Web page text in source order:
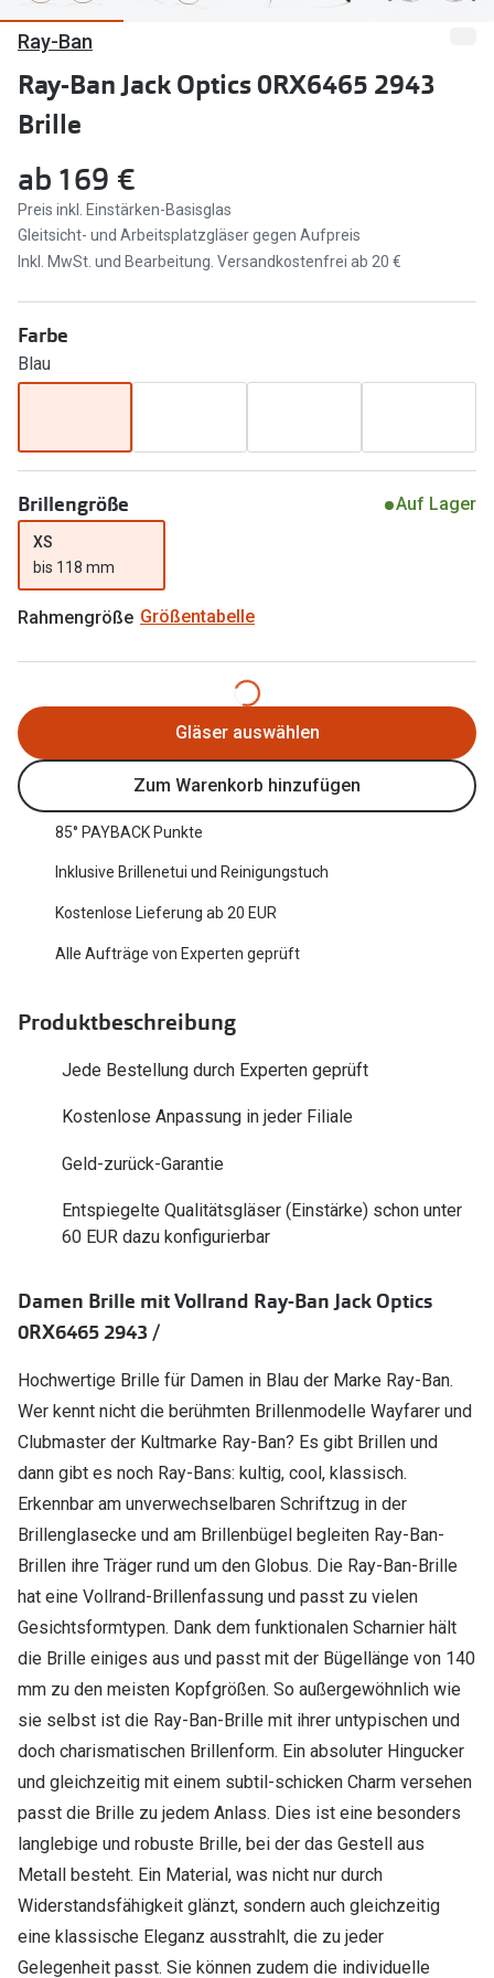
Marken
Ray-Ban
DbyD
Prada
Seen
Miu Miu
alle Marken
Ratgeber
Gleitsicht Ratgeber
Alle Brillen Ratgeber
Angebote
Brillen 2 für 1
20% auf selbsttönende Gläser
Trends
Nuance Audio Brille
Ray-Ban Meta
Oakley Meta
Brillentrends 2026
Glasveredelungen
Brillenglas Typen
Transitions Gläser
Zubehör
Brillenetuis
Brillenkettchen
Marken
Oakley
alle
Ray-Ban
Oakley
Zubehör
Ray-Ban
Ray-Ban Jack Optics 0RX6465 2943
Brille
ab 169 €
Preis inkl. Einstärken-Basisglas
Gleitsicht- und Arbeitsplatzgläser gegen Aufpreis
Inkl. MwSt. und Bearbeitung. Versandkostenfrei ab 20 €
Farbe
Blau
Brillengröße Auf Lager
XS
bis 118 mm
Rahmengröße Größentabelle
Gläser auswählen
Zum Warenkorb hinzufügen
85° PAYBACK Punkte
Inklusive Brillenetui und Reinigungstuch
Kostenlose Lieferung ab 20 EUR
Alle Aufträge von Experten geprüft
Produktbeschreibung
Jede Bestellung durch Experten geprüft
Kostenlose Anpassung in jeder Filiale
Geld-zurück-Garantie
Entspiegelte Qualitätsgläser (Einstärke) schon unter
60 EUR dazu konfigurierbar
Damen Brille mit Vollrand Ray-Ban Jack Optics
0RX6465 2943 /
Hochwertige Brille für Damen in Blau der Marke Ray-Ban.
Wer kennt nicht die berühmten Brillenmodelle Wayfarer und
Clubmaster der Kultmarke Ray-Ban? Es gibt Brillen und
dann gibt es noch Ray-Bans: kultig, cool, klassisch.
Erkennbar am unverwechselbaren Schriftzug in der
Brillenglasecke und am Brillenbügel begleiten Ray-Ban-
Brillen ihre Träger rund um den Globus. Die Ray-Ban-Brille
hat eine Vollrand-Brillenfassung und passt zu vielen
Gesichtsformtypen. Dank dem funktionalen Scharnier hält
die Brille einiges aus und passt mit der Bügellänge von 140
mm zu den meisten Kopfgrößen. So außergewöhnlich wie
sie selbst ist die Ray-Ban-Brille mit ihrer untypischen und
doch charismatischen Brillenform. Ein absoluter Hingucker
und gleichzeitig mit einem subtil-schicken Charm versehen
passt die Brille zu jedem Anlass. Dies ist eine besonders
langlebige und robuste Brille, bei der das Gestell aus
Metall besteht. Ein Material, was nicht nur durch
Widerstandsfähigkeit glänzt, sondern auch gleichzeitig
eine klassische Eleganz ausstrahlt, die zu jeder
Gelegenheit passt. Sie können zudem die individuelle